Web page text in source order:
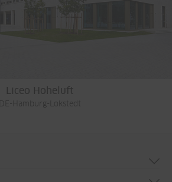
Liceo Hoheluft
DE-Hamburg-Lokstedt